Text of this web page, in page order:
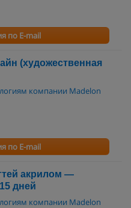
по E-mail
(художественная
компании Madelon
по E-mail
акрилом —
дней
компании Madelon